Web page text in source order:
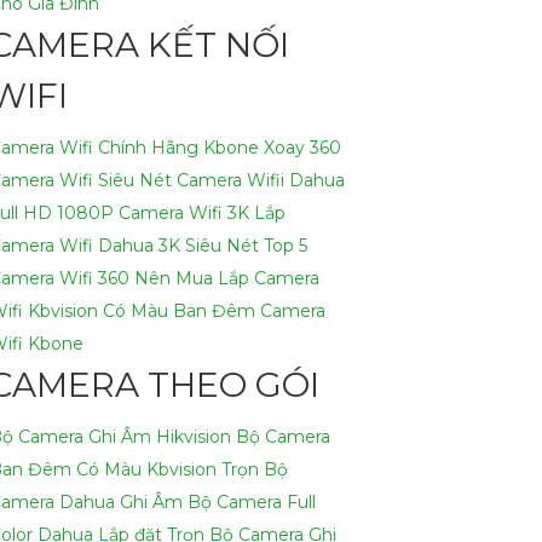
KẾT NỐI
Wifi Chính Hãng Kbone Xoay 360
Wifi Siêu Nét Camera Wifii Dahua
HD 1080P Camera Wifi 3K Lắp
Wifi Dahua 3K Siêu Nét Top 5
Wifi 360 Nên Mua Lắp Camera
Kbvision Có Màu Ban Đêm Camera
Kbone
THEO GÓI
Camera Ghi Âm Hikvision Bộ Camera
Đêm Có Màu Kbvision Trọn Bộ
Dahua Ghi Âm Bộ Camera Full
Dahua Lắp đặt Trọn Bộ Camera Ghi